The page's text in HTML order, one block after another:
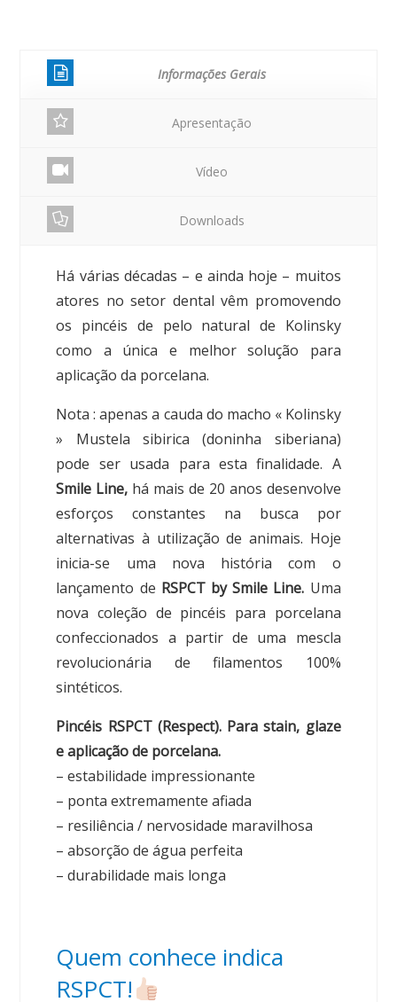
Informações Gerais
Apresentação
Vídeo
Downloads
Há várias décadas – e ainda hoje – muitos
atores no setor dental vêm promovendo
os pincéis de pelo natural de Kolinsky
como a única e melhor solução para
aplicação da porcelana.
Nota : apenas a cauda do macho « Kolinsky
» Mustela sibirica (doninha siberiana)
pode ser usada para esta finalidade. A
Smile Line, há mais de 20 anos desenvolve
esforços constantes na busca por
alternativas à utilização de animais. Hoje
inicia-se uma nova história com o
lançamento de RSPCT by Smile Line. Uma
nova coleção de pincéis para porcelana
confeccionados a partir de uma mescla
revolucionária de filamentos 100%
sintéticos.
Pincéis RSPCT (Respect). Para stain, glaze
e aplicação de porcelana.
– estabilidade impressionante
– ponta extremamente afiada
– resiliência / nervosidade maravilhosa
– absorção de água perfeita
– durabilidade mais longa
Quem conhece indica
RSPCT!